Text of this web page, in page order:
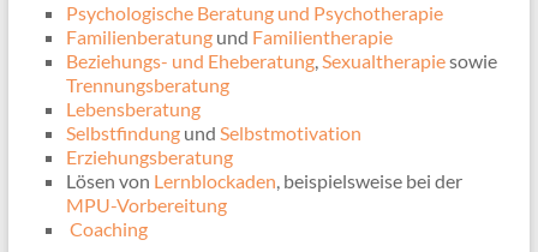
Psychologische Beratung und Psychotherapie
Familienberatungund Familientherapie
Beziehungs- und Eheberatung,Sexualtherapiesowie
Trennungsberatung
Lebensberatung
Selbstfindungund Selbstmotivation
Erziehungsberatung
Lösen von Lernblockaden, beispielsweise bei der
MPU-Vorbereitung
Coaching